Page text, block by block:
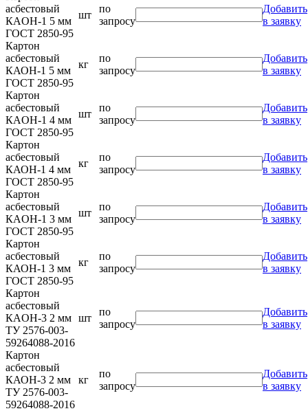
асбестовый
КАOН-1 5 мм
ГОСТ 2850-95
шт
по
запросу
Добавить
в заявку
Картон
асбестовый
КАОН-1 5 мм
ГОСТ 2850-95
кг
по
запросу
Добавить
в заявку
Картон
асбестовый
КАOН-1 4 мм
ГОСТ 2850-95
шт
по
запросу
Добавить
в заявку
Картон
асбестовый
КАОН-1 4 мм
ГОСТ 2850-95
кг
по
запросу
Добавить
в заявку
Картон
асбестовый
КАOН-1 3 мм
ГОСТ 2850-95
шт
по
запросу
Добавить
в заявку
Картон
асбестовый
КАОН-1 3 мм
ГОСТ 2850-95
кг
по
запросу
Добавить
в заявку
Картон
асбестовый
КАOН-3 2 мм
ТУ 2576-003-
59264088-2016
шт
по
запросу
Добавить
в заявку
Картон
асбестовый
КАОН-3 2 мм
ТУ 2576-003-
59264088-2016
кг
по
запросу
Добавить
в заявку